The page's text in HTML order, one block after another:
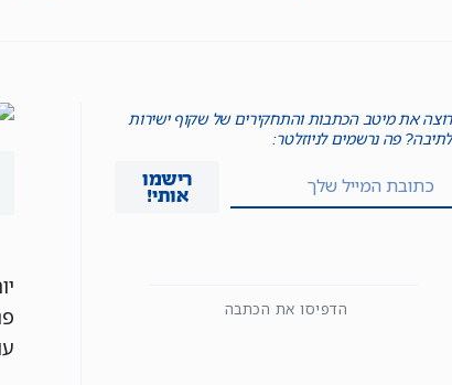
רוצה את מיטב הכתבות והתחקירים של שקוף ישירות
לתיבה? פה נרשמים לניוזלטר:
רישמו
אותי!
הדפיסו את הכתבה